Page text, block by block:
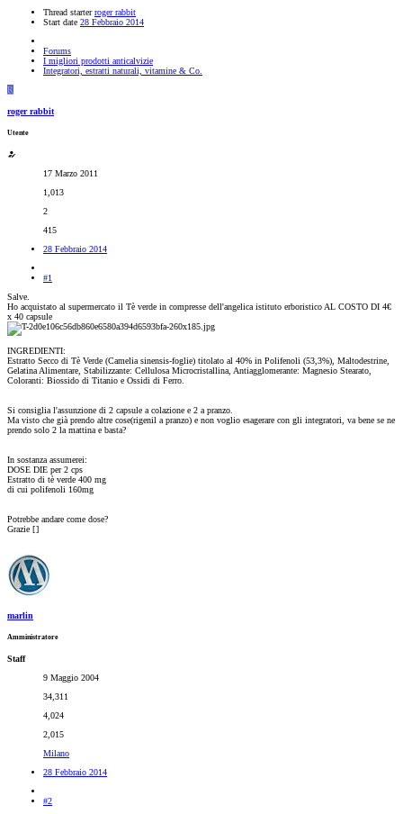
Thread starter roger rabbit
Start date 28 Febbraio 2014
Forums
I migliori prodotti anticalvizie
Integratori, estratti naturali, vitamine & Co.
R
roger rabbit
Utente
17 Marzo 2011
1,013
2
415
28 Febbraio 2014
#1
Salve.
Ho acquistato al supermercato il Tè verde in compresse dell'angelica istituto erboristico AL COSTO DI 4€
x 40 capsule
INGREDIENTI:
Estratto Secco di Tè Verde (Camelia sinensis-foglie) titolato al 40% in Polifenoli (53,3%), Maltodestrine,
Gelatina Alimentare, Stabilizzante: Cellulosa Microcristallina, Antiagglomerante: Magnesio Stearato,
Coloranti: Biossido di Titanio e Ossidi di Ferro.
Si consiglia l'assunzione di 2 capsule a colazione e 2 a pranzo.
Ma visto che già prendo altre cose(rigenil a pranzo) e non voglio esagerare con gli integratori, va bene se ne
prendo solo 2 la mattina e basta?
In sostanza assumerei:
DOSE DIE per 2 cps
Estratto di tè verde 400 mg
di cui polifenoli 160mg
Potrebbe andare come dose?
Grazie []
marlin
Amministratore
Staff
9 Maggio 2004
34,311
4,024
2,015
Milano
28 Febbraio 2014
#2